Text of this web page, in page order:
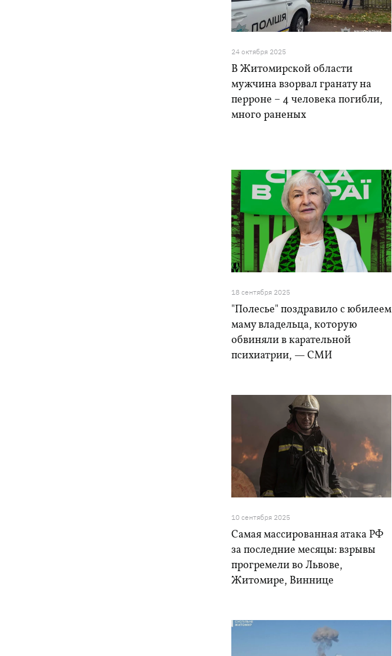
24 октября 2025
В Житомирской области
мужчина взорвал гранату на
перроне – 4 человека погибли,
много раненых
18 сентября 2025
"Полесье" поздравило с юбилеем
маму владельца, которую
обвиняли в карательной
психиатрии, — СМИ
10 сентября 2025
Самая массированная атака РФ
за последние месяцы: взрывы
прогремели во Львове,
Житомире, Виннице